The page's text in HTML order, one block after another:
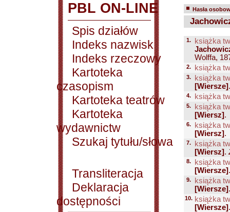
PBL ON-LINE
Spis działów
Indeks nazwisk
Indeks rzeczowy
Kartoteka
czasopism
Kartoteka teatrów
Kartoteka
wydawnictw
Szukaj tytułu/słowa
Transliteracja
Deklaracja
dostępności
Hasła
1.
książka
Wolffa,
2. książka
3.
książka
[Wiersze].
4. książka
5.
książka
[Wiersz].
6.
książka
[Wiersz].
7.
książka
[Wiersz].
8.
książka
[Wiersze].
9.
książka
[Wiersze].
10. książka
[Wiersze].